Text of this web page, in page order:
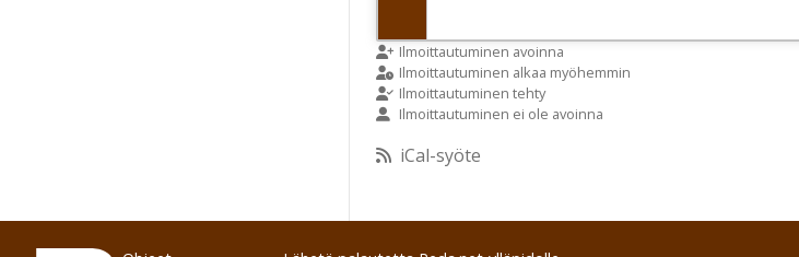
9:00
10:00
12:00
Ilmoittautuminen avoinna
Ilmoittautuminen alkaa myöhemmin
Ilmoittautuminen tehty
Ilmoittautuminen ei ole avoinna
iCal-syöte